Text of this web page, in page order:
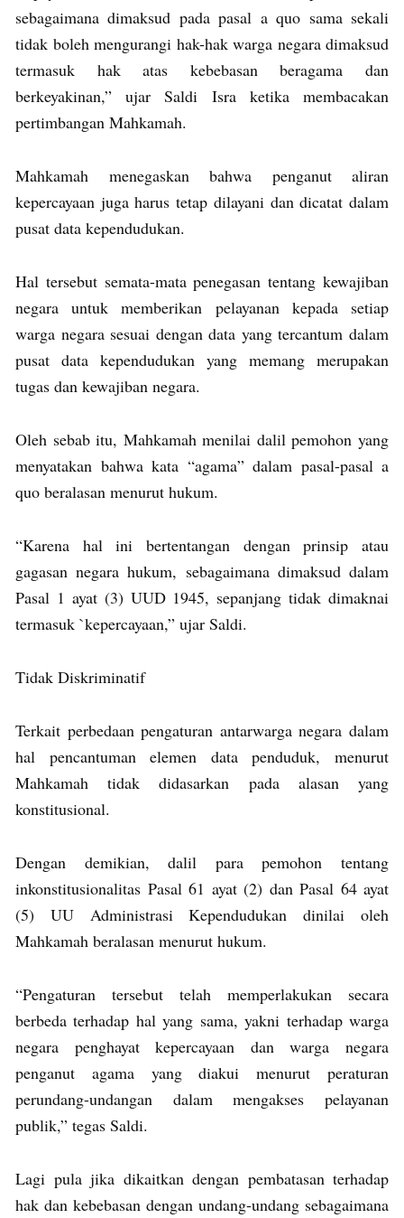
sebagaimana dimaksud pada pasal a quo sama sekali
tidak boleh mengurangi hak-hak warga negara dimaksud
termasuk hak atas kebebasan beragama dan
berkeyakinan,” ujar Saldi Isra ketika membacakan
pertimbangan Mahkamah.
Mahkamah menegaskan bahwa penganut aliran
kepercayaan juga harus tetap dilayani dan dicatat dalam
pusat data kependudukan.
Hal tersebut semata-mata penegasan tentang kewajiban
negara untuk memberikan pelayanan kepada setiap
warga negara sesuai dengan data yang tercantum dalam
pusat data kependudukan yang memang merupakan
tugas dan kewajiban negara.
Oleh sebab itu, Mahkamah menilai dalil pemohon yang
menyatakan bahwa kata “agama” dalam pasal-pasal a
quo beralasan menurut hukum.
“Karena hal ini bertentangan dengan prinsip atau
gagasan negara hukum, sebagaimana dimaksud dalam
Pasal 1 ayat (3) UUD 1945, sepanjang tidak dimaknai
termasuk `kepercayaan,” ujar Saldi.
Tidak Diskriminatif
Terkait perbedaan pengaturan antarwarga negara dalam
hal pencantuman elemen data penduduk, menurut
Mahkamah tidak didasarkan pada alasan yang
konstitusional.
Dengan demikian, dalil para pemohon tentang
inkonstitusionalitas Pasal 61 ayat (2) dan Pasal 64 ayat
(5) UU Administrasi Kependudukan dinilai oleh
Mahkamah beralasan menurut hukum.
“Pengaturan tersebut telah memperlakukan secara
berbeda terhadap hal yang sama, yakni terhadap warga
negara penghayat kepercayaan dan warga negara
penganut agama yang diakui menurut peraturan
perundang-undangan dalam mengakses pelayanan
publik,” tegas Saldi.
Lagi pula jika dikaitkan dengan pembatasan terhadap
hak dan kebebasan dengan undang-undang sebagaimana